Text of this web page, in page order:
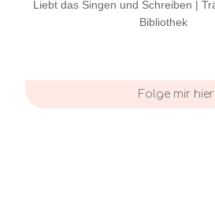
Liebt das Singen und Schreiben |
Bibliothek
Folge mir hier